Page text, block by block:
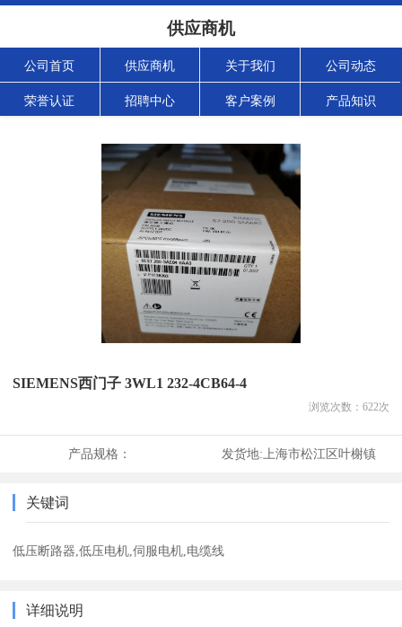
供应商机
公司首页 供应商机 关于我们 公司动态
荣誉认证 招聘中心 客户案例 产品知识
SIEMENS西门子 3WL1 232-4CB64-4
浏览次数： 622次
产品规格： 发货地: 上海市松江区叶榭镇
关键词
低压断路器,低压电机,伺服电机,电缆线
详细说明